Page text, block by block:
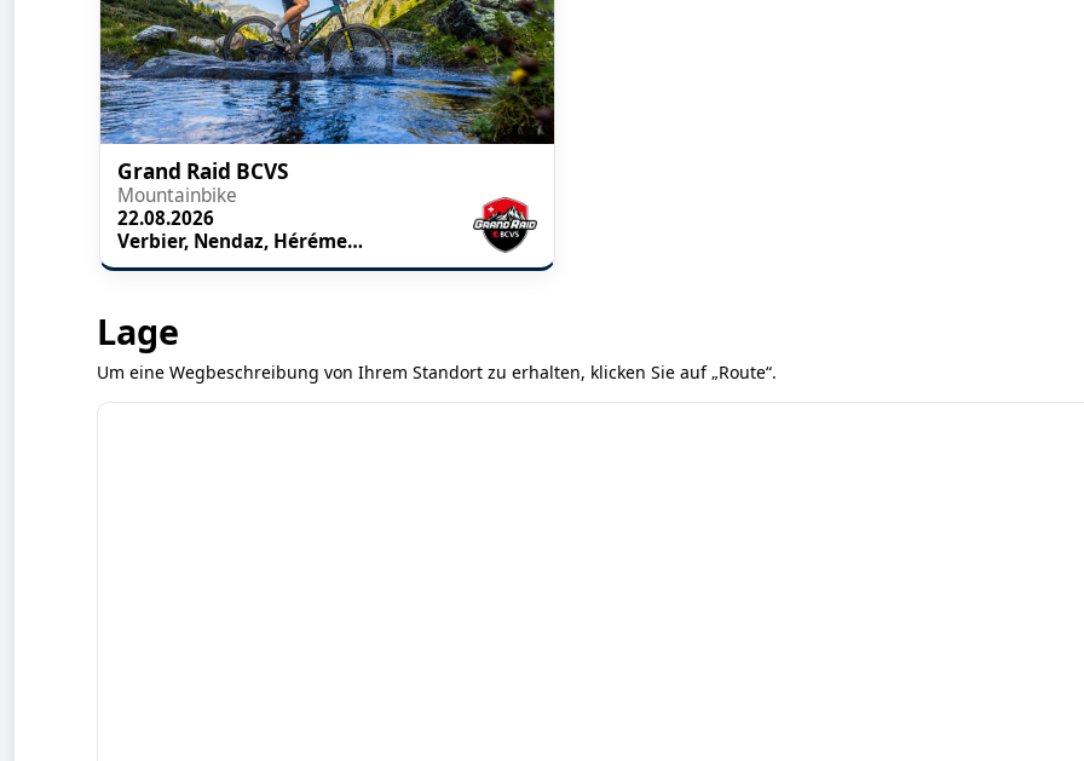
Grand Raid BCVS
Mountainbike
22.08.2026
Verbier, Nendaz, Hérémence, Evolène, Nax, Vercorin, Grimentz
Lage
Um eine Wegbeschreibung von Ihrem Standort zu erhalten, klicken Sie auf „Route“.